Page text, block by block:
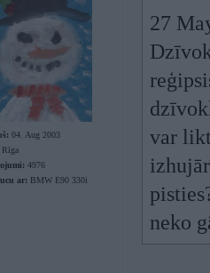
04. Aug 2003
Rīga
4976
ar: BMW E90 330i
27
var
neko